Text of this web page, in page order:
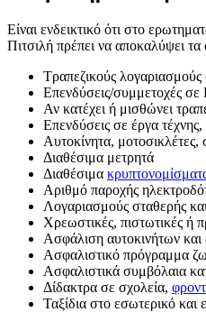
Είναι ενδεικτικό ότι στο
Πιτσιλή πρέπει να αποκαλύψει τα
Τραπεζικούς
Επενδύσεις/συμμετοχές σε
Αν κατέχει ή μισθώνει
Επενδύσεις σε έργα
Αυτοκίνητα,
Διαθέσιμα μετρητά
Διαθέσιμα
Αριθμό παροχής
Λογαριασμούς σταθερής
Χρεωστικές, πιστωτικές ή
Ασφάλιση αυτοκινήτων και
Ασφαλιστικό πρόγραμμα
Ασφαλιστικά συμβόλαια
Δίδακτρα σε σχολεία,
Ταξίδια στο εσωτερικό και